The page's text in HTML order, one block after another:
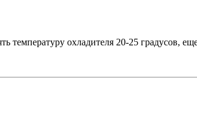
температуру охладителя 20-25 градусов,